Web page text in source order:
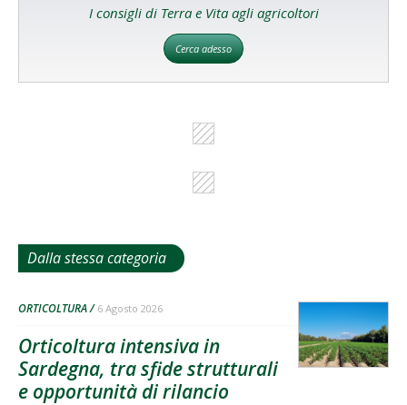
I consigli di Terra e Vita agli agricoltori
Cerca adesso
Dalla stessa categoria
ORTICOLTURA 6 Agosto 2026
Orticoltura intensiva in
Sardegna, tra sfide strutturali
e opportunità di rilancio